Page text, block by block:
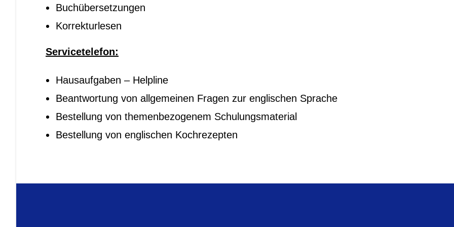
Buchübersetzungen
Korrekturlesen
Servicetelefon:
Hausaufgaben – Helpline
Beantwortung von allgemeinen Fragen zur englischen Sprache
Bestellung von themenbezogenem Schulungsmaterial
Bestellung von englischen Kochrezepten